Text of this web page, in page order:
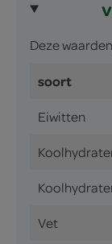
Deze
soort
Eiwitten
Vet